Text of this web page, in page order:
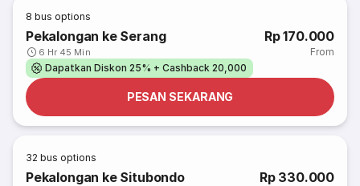
8 bus options
Pekalongan ke Serang
6 Hr 45 Min
Rp 170.000
From
Dapatkan Diskon 25% + Cashback 20,000
PESAN SEKARANG
32 bus options
Pekalongan ke Situbondo Rp 330.000